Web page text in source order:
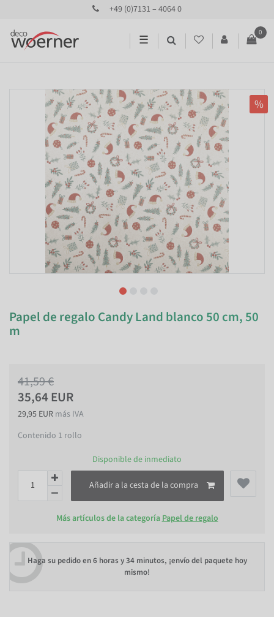
+49 (0)7131 – 4064 0
☰
0
%
Papel de regalo Candy Land blanco 50 cm, 50
m
41,59 €
35,64 EUR
29,95 EUR más IVA
Contenido 1 rollo
Disponible de inmediato
Añadir a la cesta de la compra
Más artículos de la categoría Papel de regalo
Haga su pedido en6 horas y 34 minutos, ¡envío del paquete hoy
mismo!